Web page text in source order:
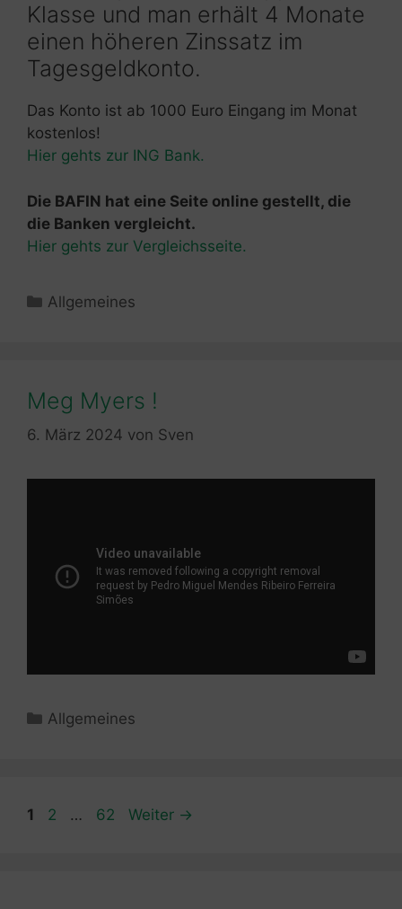
Klasse und man erhält 4 Monate
einen höheren Zinssatz im
Tagesgeldkonto.
Das Konto ist ab 1000 Euro Eingang im Monat
kostenlos!
Hier gehts zur ING Bank.
Die BAFIN hat eine Seite online gestellt, die
die Banken vergleicht.
Hier gehts zur Vergleichsseite.
Kategorien
Allgemeines
Meg Myers !
6. März 2024 von Sven
Kategorien
Allgemeines
Seite
1 Seite
2 … Seite
62 Weiter →